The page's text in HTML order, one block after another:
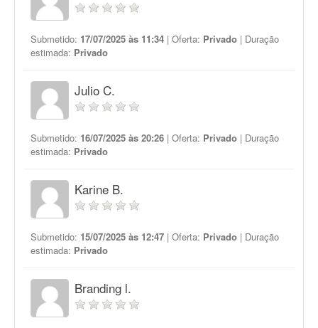
Submetido: 17/07/2025 às 11:34 | Oferta: Privado | Duração
estimada: Privado
Julio C.
Submetido: 16/07/2025 às 20:26 | Oferta: Privado | Duração
estimada: Privado
Karine B.
Submetido: 15/07/2025 às 12:47 | Oferta: Privado | Duração
estimada: Privado
Branding l.